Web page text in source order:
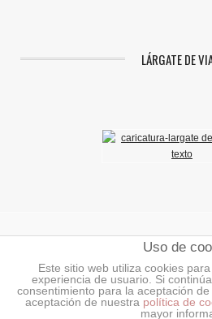
LÁRGATE DE
Aviso Legal |Política de Privacidad
©2018 Mundoenlaces.Todos los
INICIO AÑADIR ENLACES O
Uso de
Este sitio web utiliza cookies
experiencia de usuario. Si
consentimiento para la aceptación
aceptación de nuestra política de
mayor